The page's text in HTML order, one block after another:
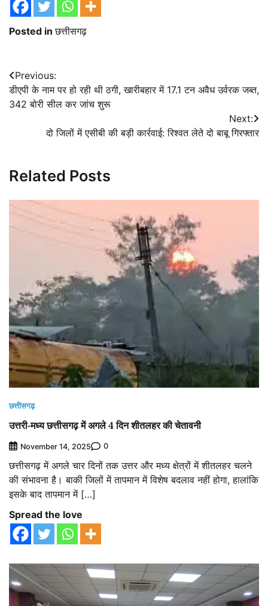
Posted inछत्तीसगढ़
Post
navigation
Previous:
डीएपी के नाम पर हो रही थी ठगी, खारीबहार में 17.1 टन अवैध उर्वरक जब्त,
342 बोरी सील कर जांच शुरू
Next:
दो जिलों में एसीबी की बड़ी कार्रवाई: रिश्वत लेते दो बाबू गिरफ्तार
Related Posts
छत्तीसगढ़
उत्तरी-मध्य छत्तीसगढ़ में अगले 4 दिन शीतलहर की चेतावनी
November 14, 2025 0
छत्तीसगढ़ में अगले चार दिनों तक उत्तर और मध्य क्षेत्रों में शीतलहर चलने
की संभावना है। बाकी जिलों में तापमान में विशेष बदलाव नहीं होगा, हालांकि
इसके बाद तापमान में […]
Spread the love